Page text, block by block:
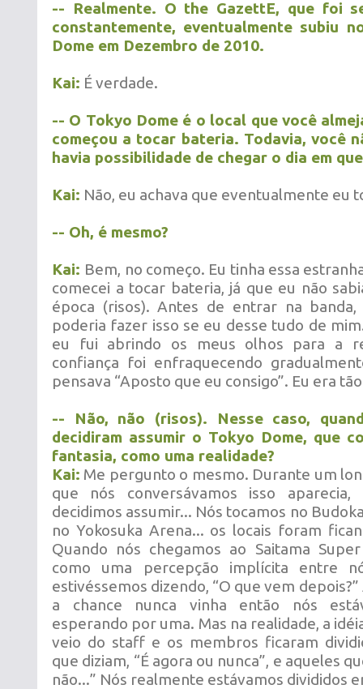
-- Realmente. O the GazettE, que foi
constantemente, eventualmente subiu
Dome em Dezembro de 2010.
Kai: É verdade.
-- O Tokyo Dome é o local que você
começou a tocar bateria. Todavia, você
havia possibilidade de chegar o dia em
Kai: Não, eu achava que eventualmente eu
-- Oh, é mesmo?
Kai: Bem, no começo. Eu tinha essa
comecei a tocar bateria, já que eu não
época (risos). Antes de entrar na
poderia fazer isso se eu desse tudo de
eu fui abrindo os meus olhos para a
confiança foi enfraquecendo
pensava “Aposto que eu consigo”. Eu era
-- Não, não (risos). Nesse caso,
decidiram assumir o Tokyo Dome, que
fantasia, como uma realidade?
Kai: Me pergunto o mesmo. Durante um
que nós conversávamos isso
decidimos assumir... Nós tocamos no
no Yokosuka Arena... os locais foram
Quando nós chegamos ao Saitama
como uma percepção implícita entre
estivéssemos dizendo, “O que vem
a chance nunca vinha então nós
esperando por uma. Mas na realidade, a
veio do staff e os membros ficaram
que diziam, “É agora ou nunca”, e aqueles
não...” Nós realmente estávamos divididos